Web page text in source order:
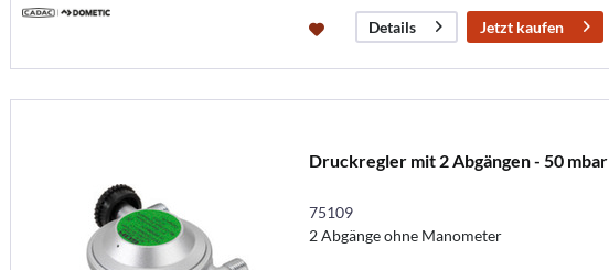
Details Jetzt kaufen
Druckregler mit 2 Abgängen - 50 mbar
75109
2 Abgänge ohne Manometer